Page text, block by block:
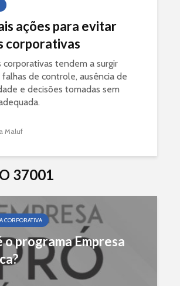
ações para evitar
corporativas
corporativas tendem a surgir
de controle, ausência de
e decisões tomadas sem
Maluf
37001
CORPORATIVA
o programa Empresa